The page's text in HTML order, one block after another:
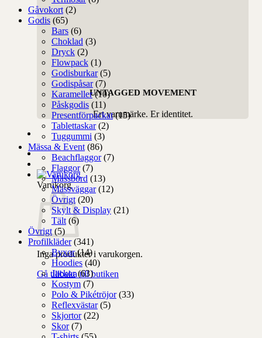
UNTAGGED MOVEMENT
Ert varumärke. Er identitet.
Varukorg
Inga produkter i varukorgen.
Gå tillbaka till butiken
Gåvokort (2)
Godis (65)
Bars (6)
Choklad (3)
Dryck (2)
Flowpack (1)
Godisburkar (5)
Godispåsar (7)
Karameller (10)
Påskgodis (11)
Presentförpackat (15)
Tablettaskar (2)
Tuggummi (3)
Mässa & Event (86)
Beachflaggor (7)
Flaggor (7)
Mässbord (13)
Mässväggar (12)
Övrigt (20)
Skylt & Display (21)
Tält (6)
Övrigt (5)
Profilkläder (341)
Byxor (14)
Hoodies (40)
Jackor (63)
Kostym (7)
Polo & Pikétröjor (33)
Reflexvästar (5)
Skjortor (22)
Skor (7)